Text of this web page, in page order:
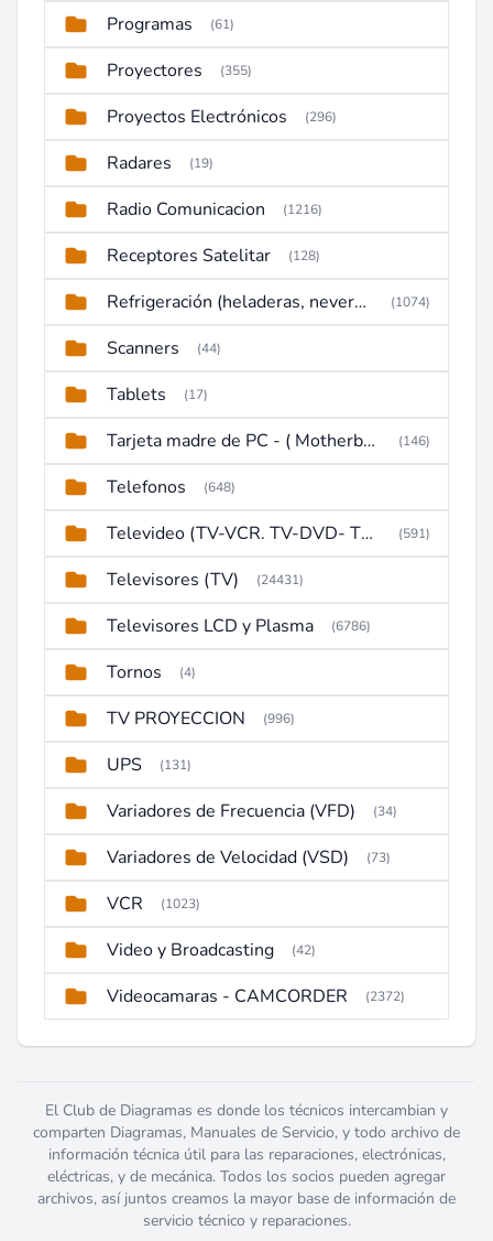
Programas (61)
Proyectores (355)
Proyectos Electrónicos (296)
Radares (19)
Radio Comunicacion (1216)
Receptores Satelitar (128)
Refrigeración (heladeras, neveras, congeladores) (1074)
Scanners (44)
Tablets (17)
Tarjeta madre de PC - ( Motherboard ) (146)
Telefonos (648)
Televideo (TV-VCR. TV-DVD- TV-DVD-VCR) (591)
Televisores (TV) (24431)
Televisores LCD y Plasma (6786)
Tornos (4)
TV PROYECCION (996)
UPS (131)
Variadores de Frecuencia (VFD) (34)
Variadores de Velocidad (VSD) (73)
VCR (1023)
Video y Broadcasting (42)
Videocamaras - CAMCORDER (2372)
El Club de Diagramas es donde los técnicos intercambian y
comparten Diagramas, Manuales de Servicio, y todo archivo de
información técnica útil para las reparaciones, electrónicas,
eléctricas, y de mecánica. Todos los socios pueden agregar
archivos, así juntos creamos la mayor base de información de
servicio técnico y reparaciones.